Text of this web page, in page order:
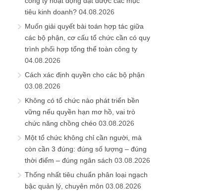
tiêu kinh doanh? 04.08.2026
Muốn giải quyết bài toán hợp tác giữa
các bộ phận, cơ cấu tổ chức cần có quy
trình phối hợp tổng thể toàn công ty
04.08.2026
Cách xác định quyền cho các bộ phận
03.08.2026
Không có tổ chức nào phát triển bền
vững nếu quyền hạn mơ hồ, vai trò
chức năng chồng chéo 03.08.2026
Một tổ chức không chỉ cần người, mà
còn cần 3 đúng: đúng số lượng – đúng
thời điểm – đúng ngân sách 03.08.2026
Thống nhất tiêu chuẩn phân loại ngạch
bậc quản lý, chuyên môn 03.08.2026